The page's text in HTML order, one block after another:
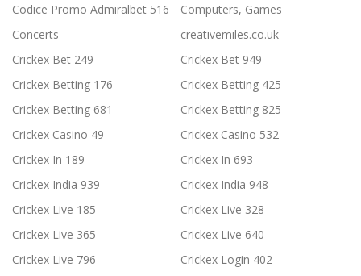
Codice Promo Admiralbet 516
Computers, Games
Concerts
creativemiles.co.uk
Crickex Bet 249
Crickex Bet 949
Crickex Betting 176
Crickex Betting 425
Crickex Betting 681
Crickex Betting 825
Crickex Casino 49
Crickex Casino 532
Crickex In 189
Crickex In 693
Crickex India 939
Crickex India 948
Crickex Live 185
Crickex Live 328
Crickex Live 365
Crickex Live 640
Crickex Live 796
Crickex Login 402